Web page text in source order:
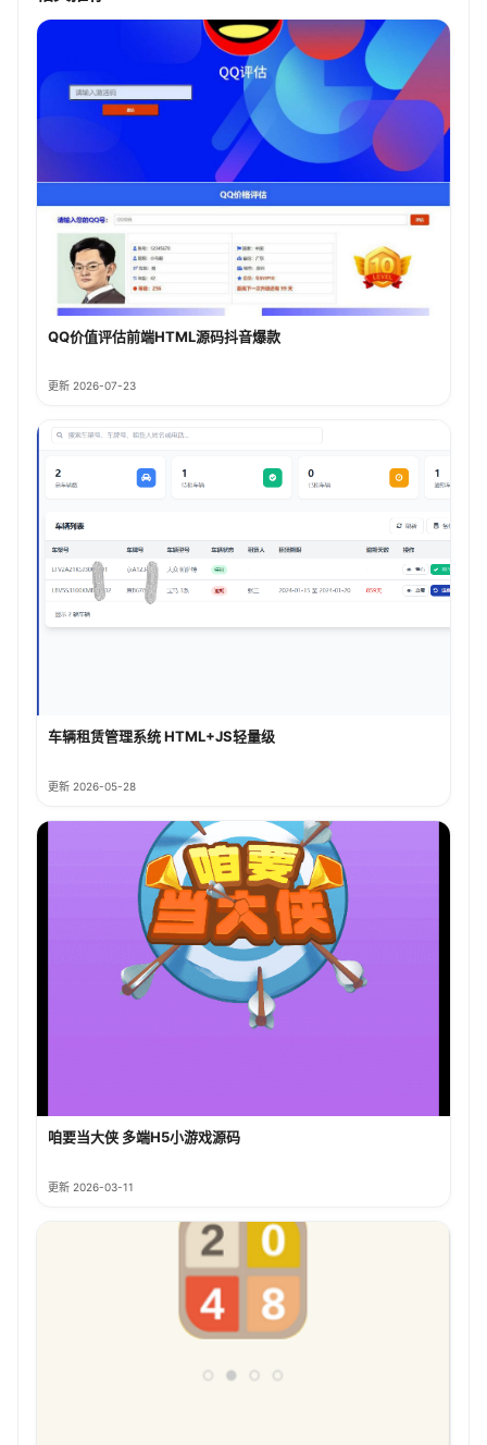
QQ价值评估前端HTML源码抖音爆款
更新 2026-07-23
车辆租赁管理系统 HTML+JS轻量级
更新 2026-05-28
咱要当大侠 多端H5小游戏源码
更新 2026-03-11